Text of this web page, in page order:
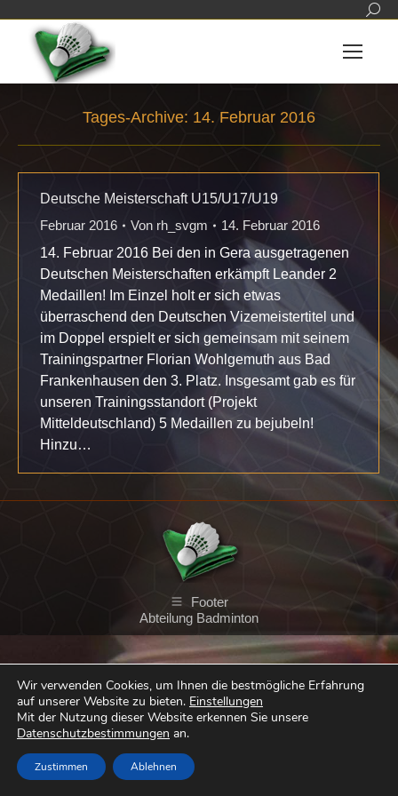
Tages-Archive: 14. Februar 2016
Deutsche Meisterschaft U15/U17/U19
Februar 2016
Von rh_svgm
14. Februar 2016
14. Februar 2016 Bei den in Gera ausgetragenen
Deutschen Meisterschaften erkämpft Leander 2
Medaillen! Im Einzel holt er sich etwas
überraschend den Deutschen Vizemeistertitel und
im Doppel erspielt er sich gemeinsam mit seinem
Trainingspartner Florian Wohlgemuth aus Bad
Frankenhausen den 3. Platz. Insgesamt gab es für
unseren Trainingsstandort (Projekt
Mitteldeutschland) 5 Medaillen zu bejubeln!
Hinzu…
Footer
Abteilung Badminton
Wir verwenden Cookies, um Ihnen die bestmögliche Erfahrung
auf unserer Website zu bieten. Einstellungen
Mit der Nutzung dieser Website erkennen Sie unsere
Datenschutzbestimmungen an.
Zustimmen Ablehnen